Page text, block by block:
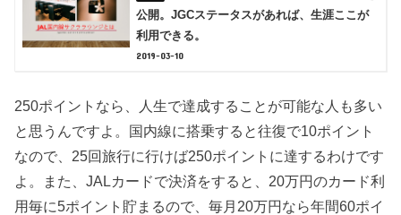
公開。JGCステータスがあれば、生涯ここが
利用できる。
2019-03-10
250ポイントなら、人生で達成することが可能な人も多い
と思うんですよ。国内線に搭乗すると往復で10ポイント
なので、25回旅行に行けば250ポイントに達するわけです
よ。また、JALカードで決済をすると、20万円のカード利
用毎に5ポイント貯まるので、毎月20万円なら年間60ポイ